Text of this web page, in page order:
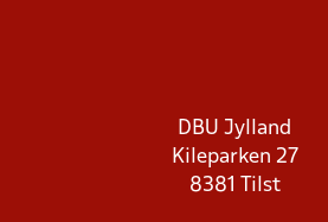
DBU Jylland
Kileparken 27
8381 Tilst